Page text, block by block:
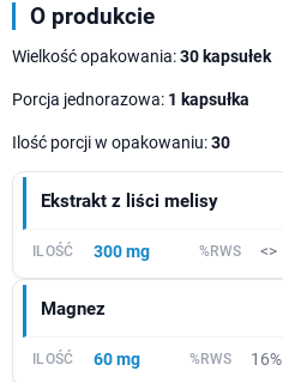
O produkcie
Wielkość opakowania:30 kapsułek
Porcja jednorazowa: 1 kapsułka
Ilość porcji w opakowaniu:30
Ekstrakt z liści melisy
300 mg <>
Magnez
60 mg 16%